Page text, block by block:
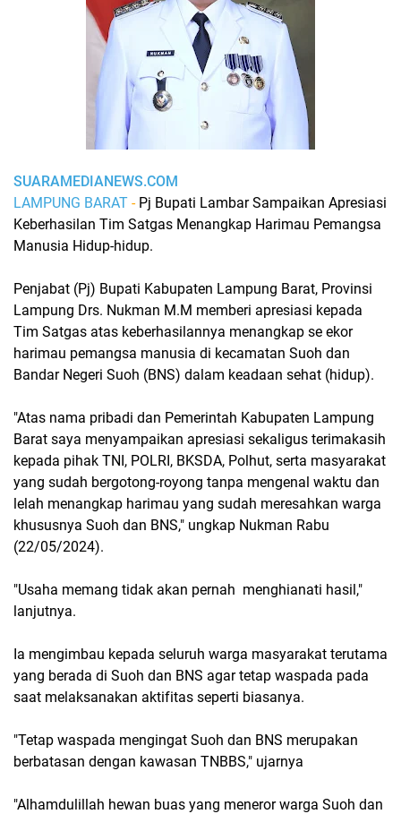
SUARAMEDIANEWS.COM
LAMPUNG BARAT - Pj Bupati Lambar Sampaikan Apresiasi
Keberhasilan Tim Satgas Menangkap Harimau Pemangsa
Manusia Hidup-hidup.
Penjabat (Pj) Bupati Kabupaten Lampung Barat, Provinsi
Lampung Drs. Nukman M.M memberi apresiasi kepada
Tim Satgas atas keberhasilannya menangkap se ekor
harimau pemangsa manusia di kecamatan Suoh dan
Bandar Negeri Suoh (BNS) dalam keadaan sehat (hidup).
"Atas nama pribadi dan Pemerintah Kabupaten Lampung
Barat saya menyampaikan apresiasi sekaligus terimakasih
kepada pihak TNI, POLRI, BKSDA, Polhut, serta masyarakat
yang sudah bergotong-royong tanpa mengenal waktu dan
lelah menangkap harimau yang sudah meresahkan warga
khususnya Suoh dan BNS," ungkap Nukman Rabu
(22/05/2024).
"Usaha memang tidak akan pernah menghianati hasil,"
lanjutnya.
Ia mengimbau kepada seluruh warga masyarakat terutama
yang berada di Suoh dan BNS agar tetap waspada pada
saat melaksanakan aktifitas seperti biasanya.
"Tetap waspada mengingat Suoh dan BNS merupakan
berbatasan dengan kawasan TNBBS," ujarnya
"Alhamdulillah hewan buas yang meneror warga Suoh dan